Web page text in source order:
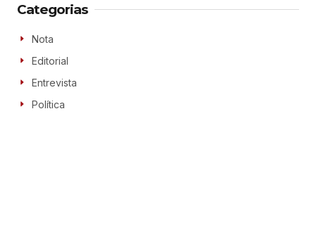
Categorias
Nota
Editorial
Entrevista
Política